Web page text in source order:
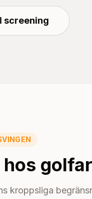
screening
kroppsliga